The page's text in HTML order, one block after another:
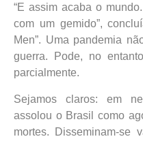
“E assim acaba o
com um gemido”,
Men”. Uma pandemia
guerra. Pode, no
parcialmente.
Sejamos claros: em
assolou o Brasil como
mortes. Disseminam-se